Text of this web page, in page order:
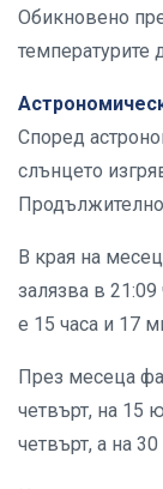
Обикновено
температурите
Според
слънцето
В края на
залязва в
е 15 часа и 17
През месеца
четвърт, на 15
четвърт, а на